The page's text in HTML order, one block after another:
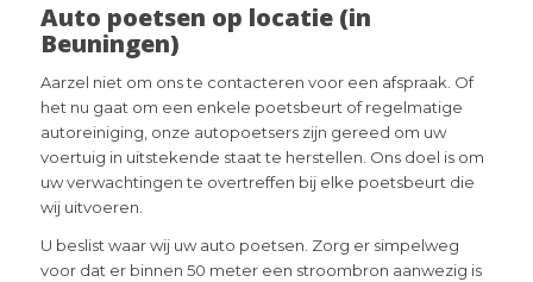
Auto poetsen op locatie (in
Beuningen)
Aarzel niet om ons te contacteren voor een afspraak. Of
het nu gaat om een enkele poetsbeurt of regelmatige
autoreiniging, onze autopoetsers zijn gereed om uw
voertuig in uitstekende staat te herstellen. Ons doel is om
uw verwachtingen te overtreffen bij elke poetsbeurt die
wij uitvoeren.
U beslist waar wij uw auto poetsen. Zorg er simpelweg
voor dat er binnen 50 meter een stroombron aanwezig is